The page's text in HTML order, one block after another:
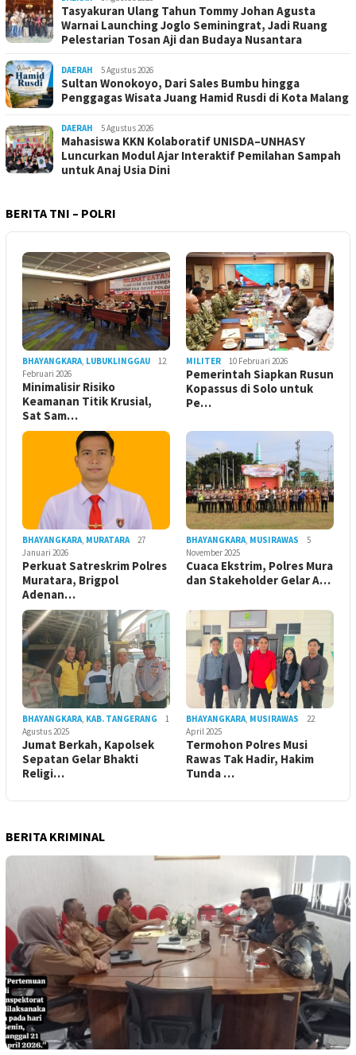
Tasyakuran Ulang Tahun Tommy Johan Agusta
Warnai Launching Joglo Seminingrat, Jadi Ruang
Pelestarian Tosan Aji dan Budaya Nusantara
DAERAH 5 Agustus 2026
Sultan Wonokoyo, Dari Sales Bumbu hingga
Penggagas Wisata Juang Hamid Rusdi di Kota Malang
DAERAH 5 Agustus 2026
Mahasiswa KKN Kolaboratif UNISDA–UNHASY
Luncurkan Modul Ajar Interaktif Pemilahan Sampah
untuk Anaj Usia Dini
BERITA TNI – POLRI
BHAYANGKARA, LUBUKLINGGAU
12
Februari 2026
Minimalisir Risiko
Keamanan Titik Krusial,
Sat Sam…
MILITER 10 Februari 2026
Pemerintah Siapkan Rusun
Kopassus di Solo untuk
Pe…
BHAYANGKARA, MURATARA
27
Januari 2026
Perkuat Satreskrim Polres
Muratara, Brigpol
Adenan…
BHAYANGKARA, MUSIRAWAS
5
November 2025
Cuaca Ekstrim, Polres Mura
dan Stakeholder Gelar A…
BHAYANGKARA, KAB. TANGERANG
1
Agustus 2025
Jumat Berkah, Kapolsek
Sepatan Gelar Bhakti
Religi…
BHAYANGKARA, MUSIRAWAS
22
April 2025
Termohon Polres Musi
Rawas Tak Hadir, Hakim
Tunda …
BERITA KRIMINAL